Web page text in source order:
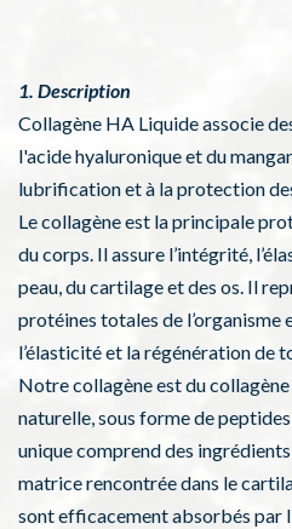
1. Description
Collagène HA Liquide associe
l'acide hyaluronique et du
lubrification et à la protection
Le collagène est la principale
du corps. Il assure l’intégrité,
peau, du cartilage et des os. Il
protéines totales de l’organisme
l’élasticité et la régénération de
Notre collagène est du
naturelle, sous forme de
unique comprend des
matrice rencontrée dans le
sont efficacement absorbés par